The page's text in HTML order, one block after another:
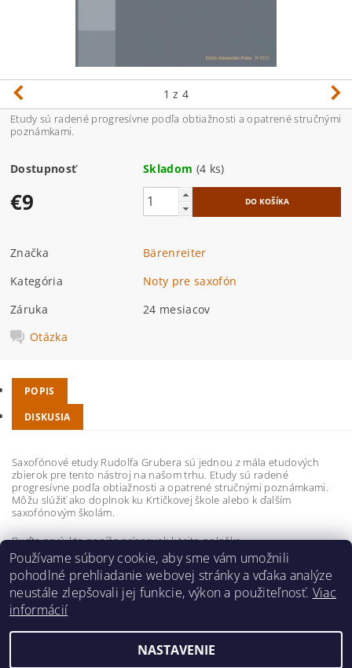
1 z 4
Etudy sú radené progresívne podľa obtiažnosti a opatrené stručnými
poznámkami.
Dostupnosť Skladom (4 ks)
€9
Značka
Bärenreiter
Kategória
Noty pre saxofón
Záruka
24 mesiacov
Otázka
POPIS
DISKUSIA
Saxofónové etudy Rudolfa Grubera sú jednou z mála etudových
zbierok pre tento nástroj na našom trhu. Etudy sú radené
progresívne podľa obtiažnosti a opatrené stručnými poznámkami.
Môžu slúžiť ako doplnok ku Krtičkovej škole alebo k ďalším
saxofónovým školám.
Buďte prvý, kto napíše príspevok k tejto položke.
Pridať komentár
Používame súbory cookie, aby sme vám umožnili
pohodlné prehliadanie webovej stránky a vďaka analýze
neustále zlepšovali jej funkcie, výkon a použiteľnosť. Viac
informácií
NASTAVENIE